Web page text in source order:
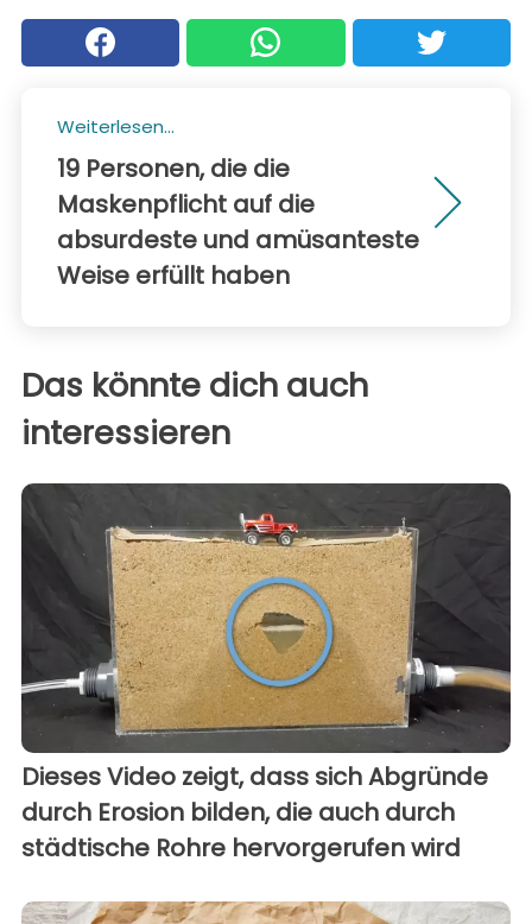
Weiterlesen...
19 Personen, die die
Maskenpflicht auf die
absurdeste und amüsanteste
Weise erfüllt haben
Das könnte dich auch
interessieren
Dieses Video zeigt, dass sich Abgründe
durch Erosion bilden, die auch durch
städtische Rohre hervorgerufen wird